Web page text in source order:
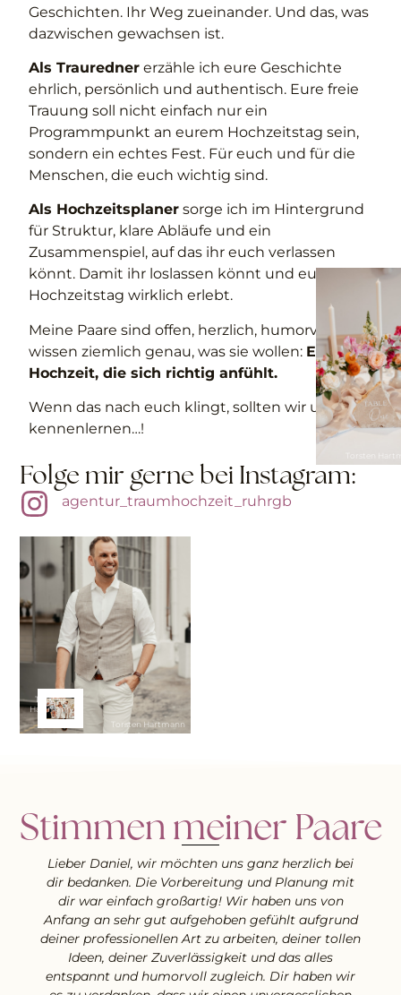
Geschichten. Ihr Weg zueinander. Und das, was
dazwischen gewachsen ist.
Als Trauredner erzähle ich eure Geschichte
ehrlich, persönlich und authentisch. Eure freie
Trauung soll nicht einfach nur ein
Programmpunkt an eurem Hochzeitstag sein,
sondern ein echtes Fest. Für euch und für die
Menschen, die euch wichtig sind.
Als Hochzeitsplaner sorge ich im Hintergrund
für Struktur, klare Abläufe und ein
Zusammenspiel, auf das ihr euch verlassen
könnt. Damit ihr loslassen könnt und euren
Hochzeitstag wirklich erlebt.
Meine Paare sind offen, herzlich, humorvoll und
wissen ziemlich genau, was sie wollen: Eine
Hochzeit, die sich richtig anfühlt.
Wenn das nach euch klingt, sollten wir uns
kennenlernen…!
Folge mir gerne bei Instagram:
agentur_traumhochzeit_ruhrgb
Torsten Hartmann
Torsten
Hartmann
Torsten
Stimmen meiner Paare
Lieber Daniel, wir möchten uns ganz herzlich bei
dir bedanken. Die Vorbereitung und Planung mit
dir war einfach großartig! Wir haben uns von
Anfang an sehr gut aufgehoben gefühlt aufgrund
deiner professionellen Art zu arbeiten, deiner tollen
Ideen, deiner Zuverlässigkeit und das alles
entspannt und humorvoll zugleich. Dir haben wir